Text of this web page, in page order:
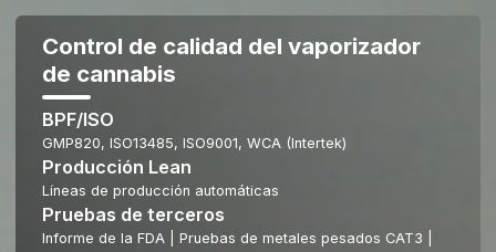
Control de calidad del vaporizador
de cannabis
BPF/ISO
GMP820, ISO13485, ISO9001, WCA (Intertek)
Producción Lean
Líneas de producción automáticas
Pruebas de terceros
Informe de la FDA | Pruebas de metales pesados CAT3 |